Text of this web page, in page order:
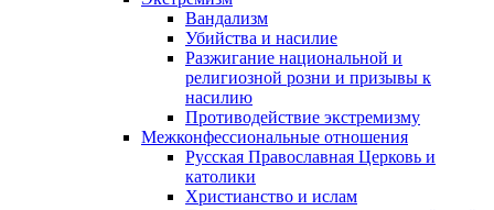
Вандализм
Убийства и насилие
Разжигание национальной и
религиозной розни и призывы к
насилию
Противодействие экстремизму
Межконфессиональные отношения
Русская Православная Церковь и
католики
Христианство и ислам